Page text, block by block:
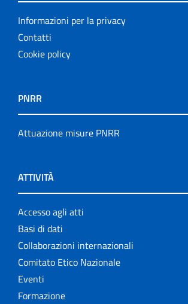
Informazioni per la privacy
Contatti
Cookie policy
PNRR
Attuazione misure PNRR
ATTIVITÀ
Accesso agli atti
Basi di dati
Collaborazioni internazionali
Comitato Etico Nazionale
Eventi
Formazione